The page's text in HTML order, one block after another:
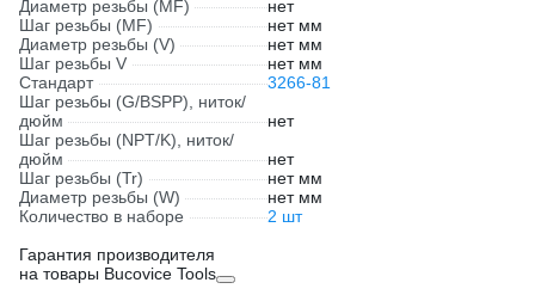
Диаметр резьбы (MF)
нет
Шаг резьбы (MF)
нет мм
Диаметр резьбы (V)
нет мм
Шаг резьбы V
нет мм
Стандарт
3266-81
Шаг резьбы (G/BSPP), ниток/
дюйм
нет
Шаг резьбы (NPT/K), ниток/
дюйм
нет
Шаг резьбы (Tr)
нет мм
Диаметр резьбы (W)
нет мм
Количество в наборе
2 шт
Гарантия производителя
на товары Bucovice Tools